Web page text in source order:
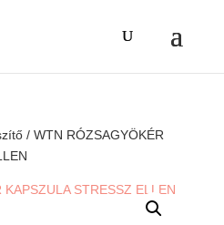
/ WTN RÓZSAGYÖKÉR